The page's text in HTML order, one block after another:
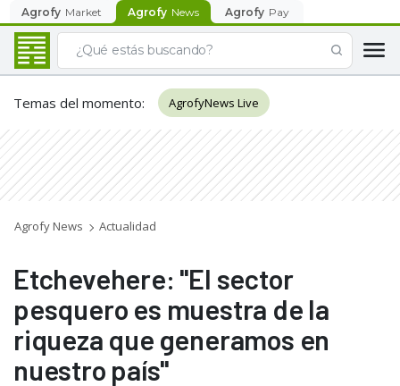
Agrofy Market Agrofy News Agrofy Pay
Temas del momento: AgrofyNews Live
Agrofy News Actualidad
Etchevehere: "El sector
pesquero es muestra de la
riqueza que generamos en
nuestro país"